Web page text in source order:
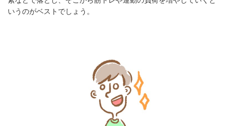
いうのがベストでしょう。